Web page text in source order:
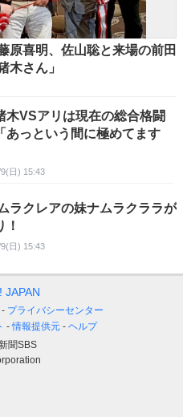
原喜明、佐山聡と来場の前田
木さん」
木VSアリは現在の総合格闘
あっという間に極めてます
日) 15:43
ラクレアの妹ナムラクララが
日) 15:43
JAPAN
プライバシーセンター
情報提供元
ヘルプ
聞SBS